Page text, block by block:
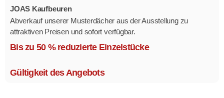
JOAS Kaufbeuren
Abverkauf unserer Musterdächer aus der Ausstellung zu
attraktiven Preisen und sofort verfügbar.
Mehrere Modelle in verschiedenen Ausführungen.
Bis zu 50 % reduzierte Einzelstücke
Gültigkeit des Angebots